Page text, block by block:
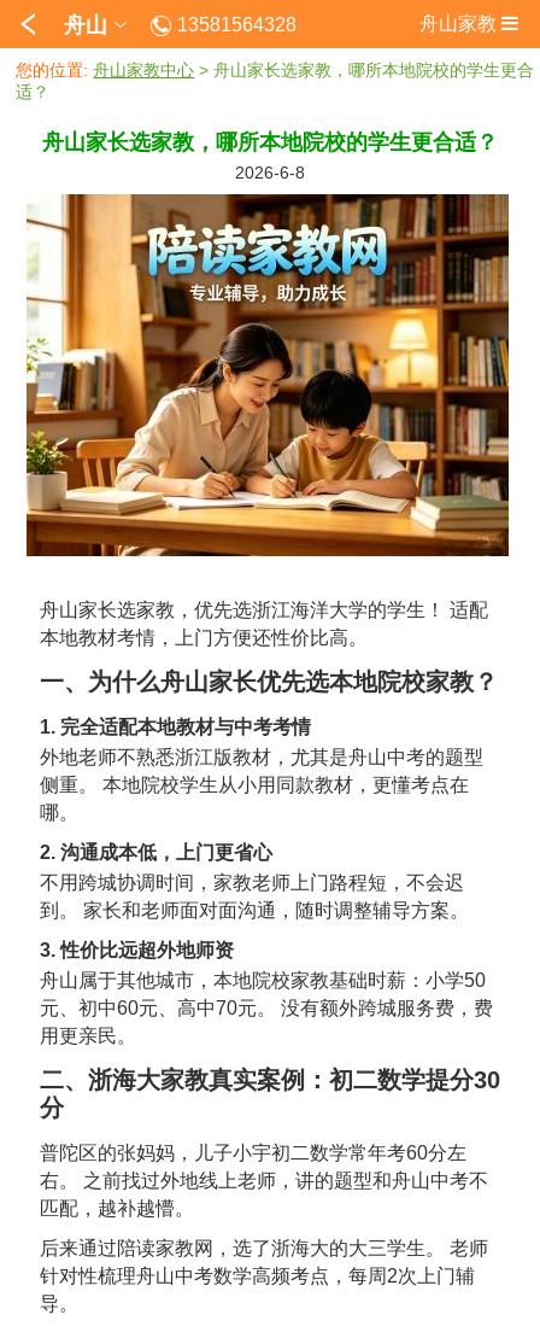
舟山 13581564328 舟山家教
您的位置:舟山家教中心 > 舟山家长选家教，哪所本地院校的学生更合
适？
舟山家长选家教，哪所本地院校的学生更合适？
2026-6-8
舟山家长选家教，优先选浙江海洋大学的学生！ 适配
本地教材考情，上门方便还性价比高。
一、为什么舟山家长优先选本地院校家教？
1. 完全适配本地教材与中考考情
外地老师不熟悉浙江版教材，尤其是舟山中考的题型
侧重。 本地院校学生从小用同款教材，更懂考点在
哪。
2. 沟通成本低，上门更省心
不用跨城协调时间，家教老师上门路程短，不会迟
到。 家长和老师面对面沟通，随时调整辅导方案。
3. 性价比远超外地师资
舟山属于其他城市，本地院校家教基础时薪：小学50
元、初中60元、高中70元。 没有额外跨城服务费，费
用更亲民。
二、浙海大家教真实案例：初二数学提分30
分
普陀区的张妈妈，儿子小宇初二数学常年考60分左
右。 之前找过外地线上老师，讲的题型和舟山中考不
匹配，越补越懵。
后来通过陪读家教网，选了浙海大的大三学生。 老师
针对性梳理舟山中考数学高频考点，每周2次上门辅
导。